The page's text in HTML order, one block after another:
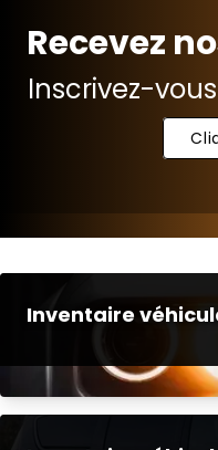
Recevez
Inscrivez-
Inventaire